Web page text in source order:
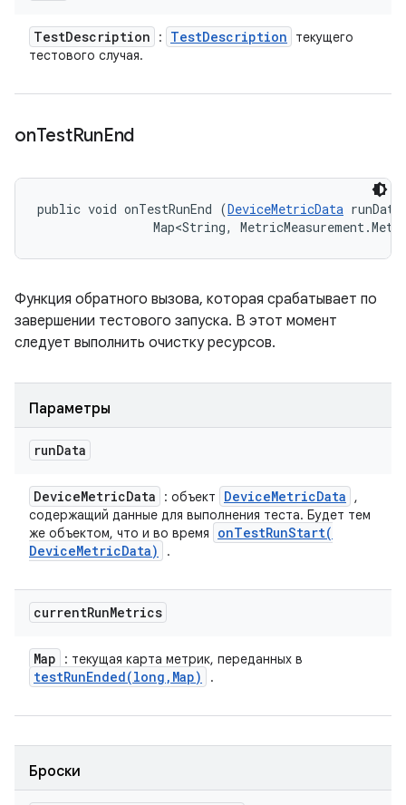
TestDescription : TestDescription
текущего
тестового случая.
onTestRunEnd
public void onTestRunEnd (DeviceMetricData
Map<String,
Функция обратного вызова, которая срабатывает по
завершении тестового запуска. В этот момент
следует выполнить очистку ресурсов.
Параметры
runData
DeviceMetricData : объект DeviceMetricData
,
содержащий данные для выполнения теста. Будет тем
же объектом, что и во время
onTestRunStart(
DeviceMetricData) .
currentRunMetrics
Map : текущая карта метрик, переданных в
testRunEnded(long , Map) .
Броски